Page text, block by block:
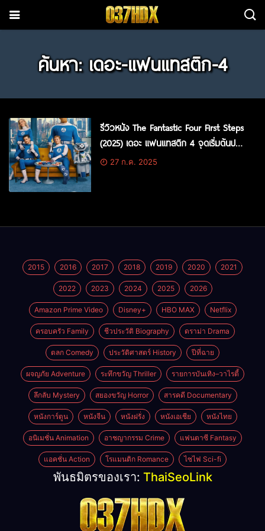
ค้นหา: เดอะ-แฟนแทสติก-4
รีวิวหนัง The Fantastic Four First Steps
(2025) เดอะ แฟนแทสติก 4 จุดเริ่มต้นปฐม
บทใหม่27 ก.ค. 2025
2015 2016 2017 2018 2019 2020 2021
2022 2023 2024 2025 2026
Amazon Prime Video Disney+ HBO MAX Netflix
ครอบครัว Family ชีวประวัติ Biography ดราม่า Drama
ตลก Comedy ประวัติศาสตร์ History ปีที่ฉาย
ผจญภัย Adventure ระทึกขวัญ Thriller รายการบันเทิง–วาไรตี้
ลึกลับ Mystery สยองขวัญ Horror สารคดี Documentary
หนังการ์ตูน หนังจีน หนังฝรั่ง หนังเอเชีย หนังไทย
อนิเมชั่น Animation อาชญากรรม Crime แฟนตาซี Fantasy
แอคชั่น Action โรแมนติก Romance ไซไฟ Sci-fi
พันธมิตรของเรา: ThaiSeoLink